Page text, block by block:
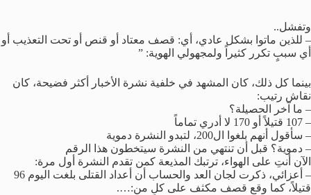
وتفشل..
– للذين ماتوا بشكل عادي، أي: قصف معتاد أو قنص أو تحت التعذيب أو
أي سببٍ تكرر كثيراً ولمجهولي الهوية: ”
بينما كل ذلك، كان المشهد في خلفية نشرة الأخبار أكثر فضيحة، كان
نقاش رتيب:
– ما آخر الحصيلة؟
– 107 قتيلاً أو 170 لا أدري تماماً
– سأقول أنهم بلغوا ال200، لتبدو النشرة دموية
– دموية؟ قبل أن تنتهي من النشرة سيتخطون هذا الرقم
الآن أنتِ على الهواء، ترتبك المذيعة كمن تقدم النشرة أول مرة:
– أعزائي، ذكرت لجان العد والحساب أن أعداد القتلى بلغت اليوم 96
قتيلاً، كما وقع قصف مكثف على كلٍ من:….